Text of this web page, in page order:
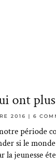
ont
2016 6
période
si le
la jeunesse